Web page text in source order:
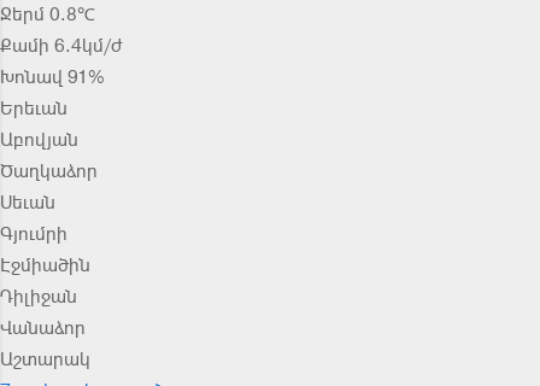
Ջերմ 0.8℃
Քամի 6.4կմ/ժ
Խոնավ 91%
Երեւան
Աբովյան
Ծաղկաձոր
Սեւան
Գյումրի
Էջմիածին
Դիլիջան
Վանաձոր
Աշտարակ